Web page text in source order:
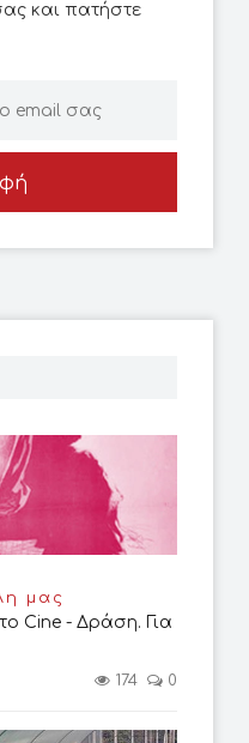
μας
Cine - Δράση. Για
174 0
και πατήστε